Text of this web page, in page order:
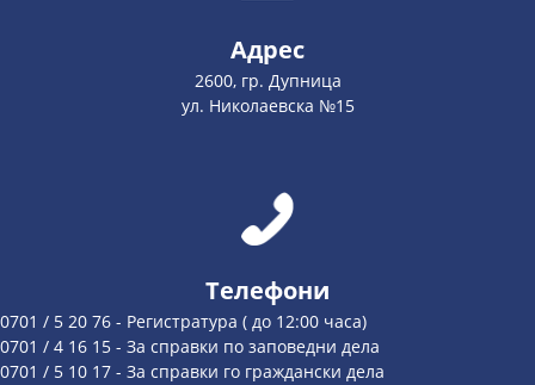
Адрес
2600, гр. Дупница
ул. Николаевска №15
Телефони
0701 / 5 20 76 - Регистратура ( до 12:00 часа)
0701 / 4 16 15 - За справки по заповедни дела
0701 / 5 10 17 - За справки го граждански дела